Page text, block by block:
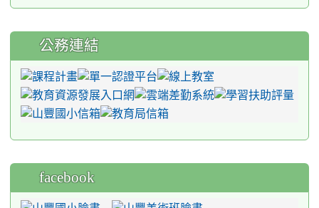
公務連結
facebook